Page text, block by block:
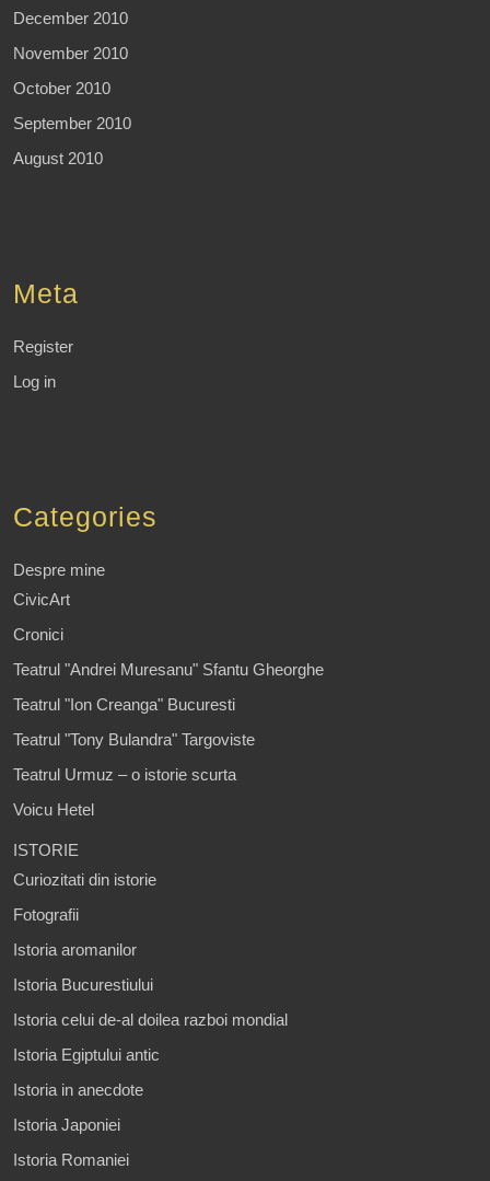
December 2010
November 2010
October 2010
September 2010
August 2010
Meta
Register
Log in
Categories
Despre mine
CivicArt
Cronici
Teatrul "Andrei Muresanu" Sfantu Gheorghe
Teatrul "Ion Creanga" Bucuresti
Teatrul "Tony Bulandra" Targoviste
Teatrul Urmuz – o istorie scurta
Voicu Hetel
ISTORIE
Curiozitati din istorie
Fotografii
Istoria aromanilor
Istoria Bucurestiului
Istoria celui de-al doilea razboi mondial
Istoria Egiptului antic
Istoria in anecdote
Istoria Japoniei
Istoria Romaniei